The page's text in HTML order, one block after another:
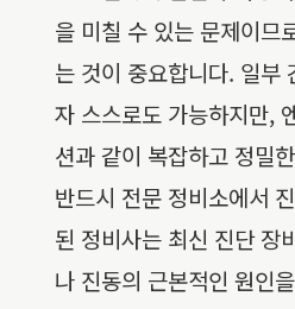
을 미칠 수 있는 문제이므
는 것이 중요합니다. 일부
자 스스로도 가능하지만,
션과 같이 복잡하고 정밀
반드시 전문 정비소에서
된 정비사는 최신 진단 장
나 진동의 근본적인 원인